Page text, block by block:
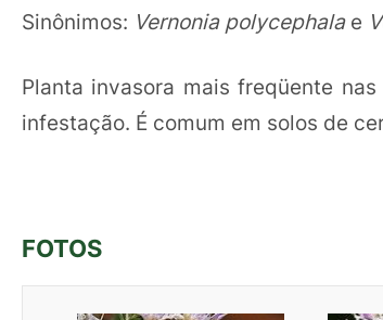
Sinônimos: Vernonia polycephala e
Planta invasora mais freqüente
infestação. É comum em solos de
FOTOS